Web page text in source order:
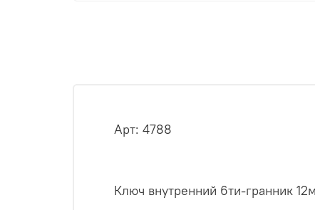
Арт: 4788
Ключ внутренний 6ти-гранник